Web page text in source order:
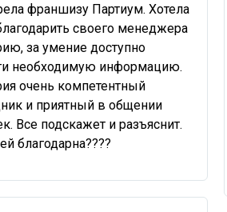
франшизу Партиум. Хотела
своего менеджера
за умение доступно
необходимую информацию.
очень компетентный
и приятный в общении
Все подскажет и разъяснит.
благодарна????